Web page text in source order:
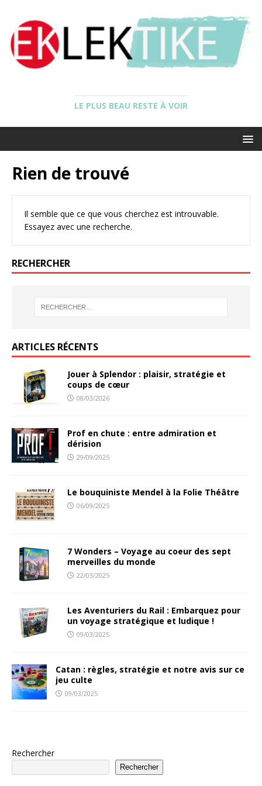
LE PLUS BEAU RESTE À VOIR
Rien de trouvé
Il semble que ce que vous cherchez est introuvable.
Essayez avec une recherche.
RECHERCHER
ARTICLES RÉCENTS
Jouer à Splendor : plaisir, stratégie et
coups de cœur
08/03/2026
Prof en chute : entre admiration et
dérision
29/09/2025
Le bouquiniste Mendel à la Folie Théâtre
06/09/2025
7 Wonders – Voyage au coeur des sept
merveilles du monde
22/03/2025
Les Aventuriers du Rail : Embarquez pour
un voyage stratégique et ludique !
09/03/2025
Catan : règles, stratégie et notre avis sur ce
jeu culte
09/03/2025
Rechercher
Rechercher